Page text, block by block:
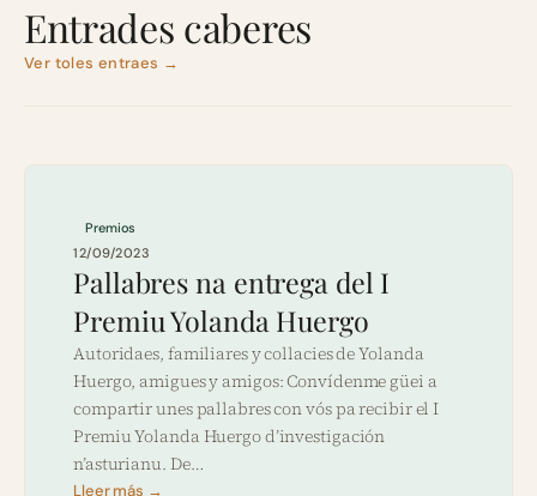
Entrades caberes
Ver toles entraes →
Premios
12/09/2023
Pallabres na entrega del I
Premiu Yolanda Huergo
Autoridaes, familiares y collacies de Yolanda
Huergo, amigues y amigos: Convídenme güei a
compartir unes pallabres con vós pa recibir el I
Premiu Yolanda Huergo d’investigación
n’asturianu. De…
Lleer más →